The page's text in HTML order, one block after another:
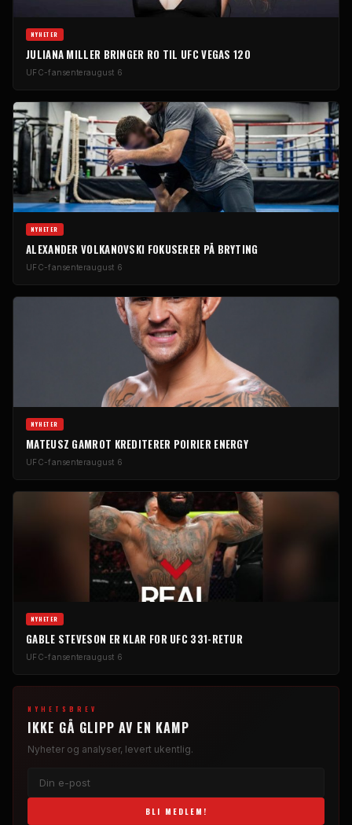
NYHETER
JULIANA MILLER BRINGER RO TIL UFC VEGAS 120
UFC-fansenteraugust 6
NYHETER
ALEXANDER VOLKANOVSKI FOKUSERER PÅ BRYTING
UFC-fansenteraugust 6
NYHETER
MATEUSZ GAMROT KREDITERER POIRIER ENERGY
UFC-fansenteraugust 6
NYHETER
GABLE STEVESON ER KLAR FOR UFC 331-RETUR
UFC-fansenteraugust 6
NYHETSBREV
IKKE GÅ GLIPP AV EN KAMP
Nyheter og analyser, levert ukentlig.
BLI MEDLEM!